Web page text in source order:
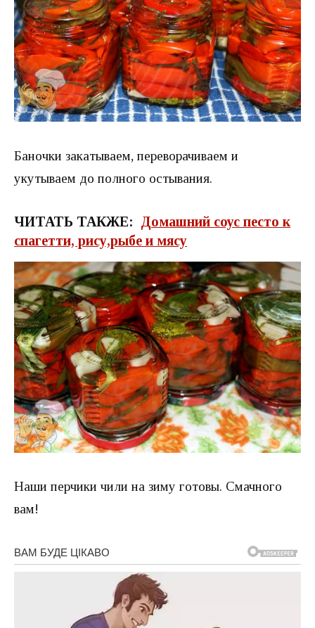
Баночки закатываем, переворачиваем и
укутываем до полного остывания.
ЧИТАТЬ ТАКЖЕ:
Домашний соус песто к
спагетти, рису,рыбе и мясу
Наши перчики чили на зиму готовы. Смачного
вам!